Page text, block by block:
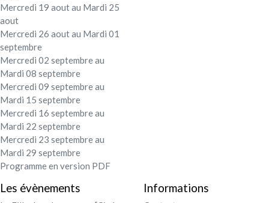
Mon compte
Mercredi 19 aout au Mardi 25
aout
Mercredi 26 aout au Mardi 01
septembre
Mercredi 02 septembre au
Mardi 08 septembre
Mercredi 09 septembre au
Mardi 15 septembre
Mercredi 16 septembre au
Mardi 22 septembre
Mercredi 23 septembre au
Mardi 29 septembre
Programme en version PDF
Les évènements Informations